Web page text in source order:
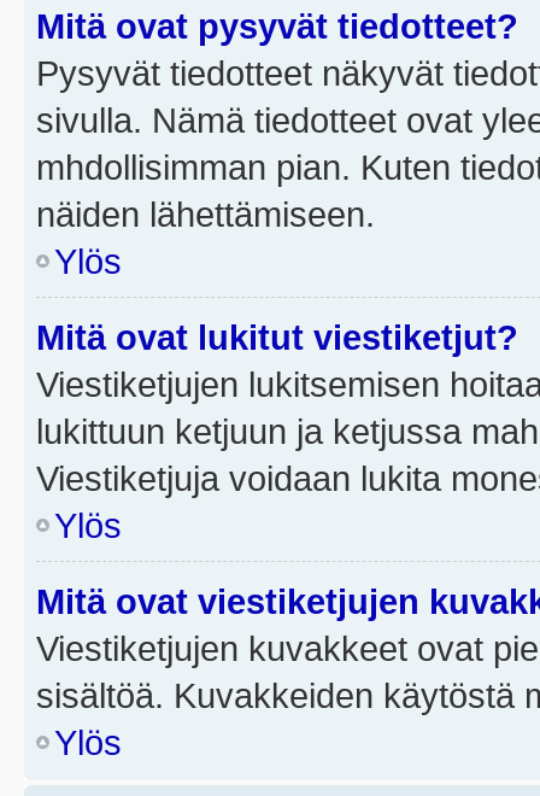
Mitä ovat pysyvät tiedotteet?
Pysyvät tiedotteet näkyvät
sivulla. Nämä tiedotteet ovat
mhdollisimman pian. Kuten
näiden lähettämiseen.
Ylös
Mitä ovat lukitut viestiketjut?
Viestiketjujen lukitsemisen
lukittuun ketjuun ja ketjussa
Viestiketjuja voidaan lukita
Ylös
Mitä ovat viestiketjujen
Viestiketjujen kuvakkeet ovat
sisältöä. Kuvakkeiden käytöstä
Ylös